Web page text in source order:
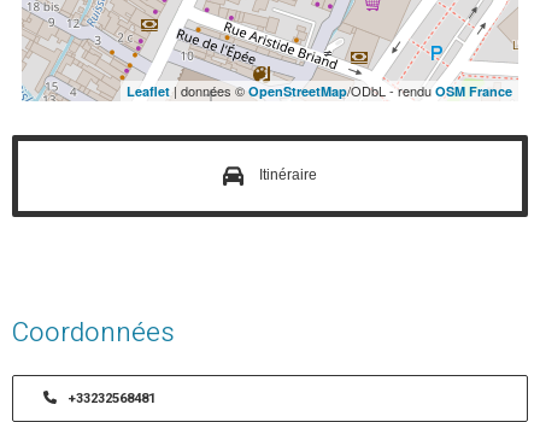
Leaflet| données © OpenStreetMap/ODbL - rendu OSM France
Itinéraire
Coordonnées
+33232568481